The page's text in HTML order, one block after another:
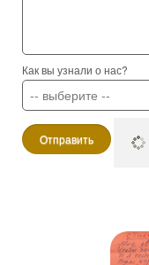
Как вы узнали о нас?
Отправить